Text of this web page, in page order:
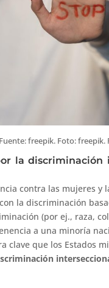
Fuente: freepik. Foto: freepik.
la
contra las mujeres y
la discriminación
(por ej., raza,
a una minoría
clave que los Estados